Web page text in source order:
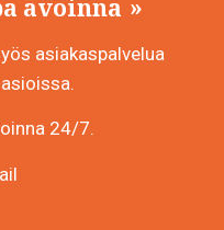
avoinna
asiakaspalvelua
24/7.